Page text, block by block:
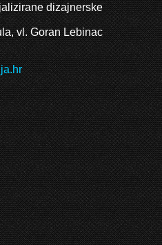
dizajnerske
vl. Goran Lebinac